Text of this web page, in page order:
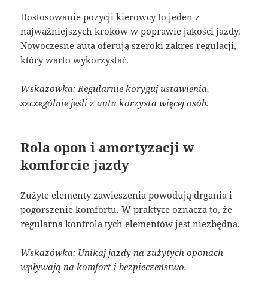
Dostosowanie pozycji kierowcy to jeden z
najważniejszych kroków w poprawie jakości jazdy.
Nowoczesne auta oferują szeroki zakres regulacji,
który warto wykorzystać.
Wskazówka: Regularnie koryguj ustawienia,
szczególnie jeśli z auta korzysta więcej osób.
Rola opon i amortyzacji w
komforcie jazdy
Zużyte elementy zawieszenia powodują drgania i
pogorszenie komfortu. W praktyce oznacza to, że
regularna kontrola tych elementów jest niezbędna.
Wskazówka: Unikaj jazdy na zużytych oponach –
wpływają na komfort i bezpieczeństwo.